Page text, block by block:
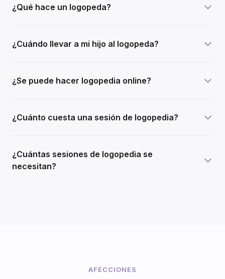
¿Qué hace un logopeda?
¿Cuándo llevar a mi hijo al logopeda?
¿Se puede hacer logopedia online?
¿Cuánto cuesta una sesión de logopedia?
¿Cuántas sesiones de logopedia se
necesitan?
AFECCIONES